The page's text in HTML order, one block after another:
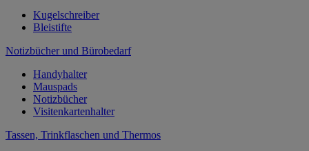
Kugelschreiber
Bleistifte
Notizbücher und Bürobedarf
Handyhalter
Mauspads
Notizbücher
Visitenkartenhalter
Tassen, Trinkflaschen und Thermos